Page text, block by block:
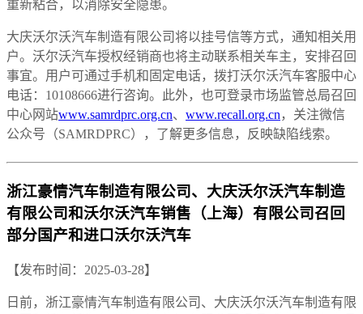
重新粘合，以消除安全隐患。
大庆沃尔沃汽车制造有限公司将以挂号信等方式，通知相关用
户。沃尔沃汽车授权经销商也将主动联系相关车主，安排召回
事宜。用户可通过手机和固定电话，拨打沃尔沃汽车客服中心
电话：10108666进行咨询。此外，也可登录市场监管总局召回
中心网站www.samrdprc.org.cn、 www.recall.org.cn ，关注微信
公众号（SAMRDPRC），了解更多信息，反映缺陷线索。
浙江豪情汽车制造有限公司、大庆沃尔沃汽车制造
有限公司和沃尔沃汽车销售（上海）有限公司召回
部分国产和进口沃尔沃汽车
【发布时间：2025-03-28】
日前，浙江豪情汽车制造有限公司、大庆沃尔沃汽车制造有限